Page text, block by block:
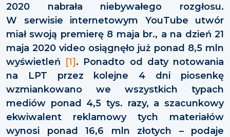
2020 nabrała niebywałego rozgłosu.
W serwisie internetowym YouTube utwór
miał swoją premierę 8 maja br., a na dzień 21
maja 2020 video osiągnęło już ponad 8,5 mln
wyświetleń
[1] . Ponadto od daty notowania
na LPT przez kolejne 4 dni piosenkę
wzmiankowano we wszystkich typach
mediów ponad 4,5 tys. razy, a szacunkowy
ekwiwalent reklamowy tych materiałów
wynosi ponad 16,6 mln złotych – podaje